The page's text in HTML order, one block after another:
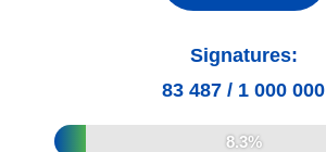
Signatures:
83 487 / 1 000 000
8.3%